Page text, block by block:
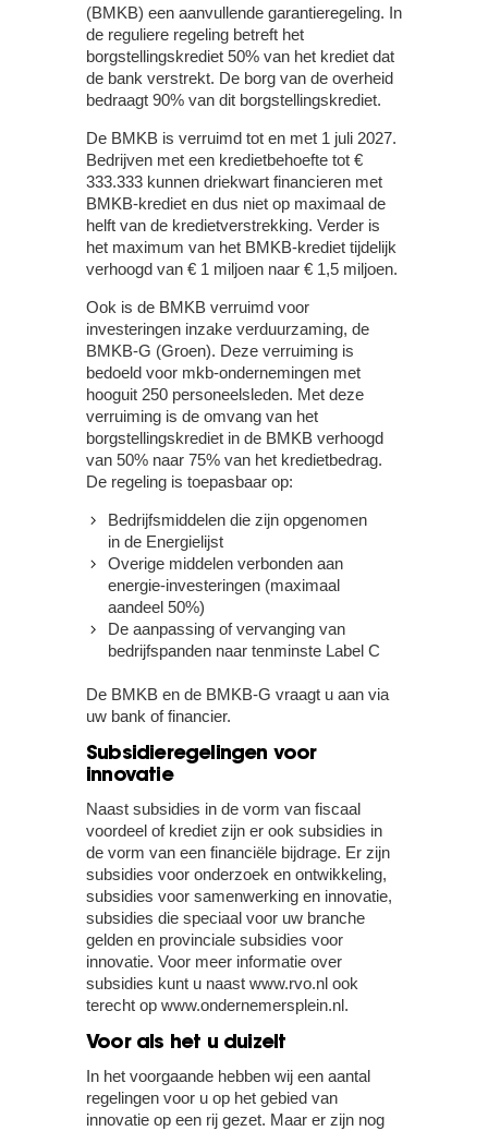
(BMKB) een aanvullende garantieregeling. In
de reguliere regeling betreft het
borgstellingskrediet 50% van het krediet dat
de bank verstrekt. De borg van de overheid
bedraagt 90% van dit borgstellingskrediet.
De BMKB is verruimd tot en met 1 juli 2027.
Bedrijven met een kredietbehoefte tot €
333.333 kunnen driekwart financieren met
BMKB-krediet en dus niet op maximaal de
helft van de kredietverstrekking. Verder is
het maximum van het BMKB-krediet tijdelijk
verhoogd van € 1 miljoen naar € 1,5 miljoen.
Ook is de BMKB verruimd voor
investeringen inzake verduurzaming, de
BMKB-G (Groen). Deze verruiming is
bedoeld voor mkb-ondernemingen met
hooguit 250 personeelsleden. Met deze
verruiming is de omvang van het
borgstellingskrediet in de BMKB verhoogd
van 50% naar 75% van het kredietbedrag.
De regeling is toepasbaar op:
Bedrijfsmiddelen die zijn opgenomen
in de Energielijst
Overige middelen verbonden aan
energie-investeringen (maximaal
aandeel 50%)
De aanpassing of vervanging van
bedrijfspanden naar tenminste Label C
De BMKB en de BMKB-G vraagt u aan via
uw bank of financier.
Subsidieregelingen voor
innovatie
Naast subsidies in de vorm van fiscaal
voordeel of krediet zijn er ook subsidies in
de vorm van een financiële bijdrage. Er zijn
subsidies voor onderzoek en ontwikkeling,
subsidies voor samenwerking en innovatie,
subsidies die speciaal voor uw branche
gelden en provinciale subsidies voor
innovatie. Voor meer informatie over
subsidies kunt u naast www.rvo.nl ook
terecht op www.ondernemersplein.nl.
Voor als het u duizelt
In het voorgaande hebben wij een aantal
regelingen voor u op het gebied van
innovatie op een rij gezet. Maar er zijn nog